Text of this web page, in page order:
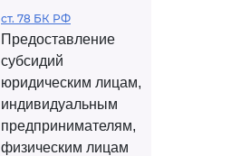
ст. 78 БК РФ
Предоставление
субсидий
юридическим лицам,
индивидуальным
предпринимателям,
физическим лицам